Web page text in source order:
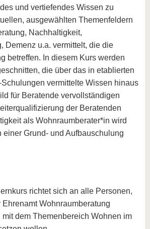
und vertiefendes Wissen zu
ausgewählten Themenfeldern
Nachhaltigkeit,
Demenz u.a. vermittelt, die die
betreffen. In diesem Kurs werden
die über das in etablierten
vermittelte Wissen hinaus
für Beratende vervollständigen
der Beratenden
als Wohnraumberater*in wird
einer Grund- und Aufbauschulung
richtet sich an alle Personen,
Wohnraumberatung
dem Themenbereich Wohnen im